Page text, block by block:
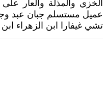
الخزي والمذلة والعار
عميل مستسلم جبان عبد
تشي غيفارا ابن الزهراء